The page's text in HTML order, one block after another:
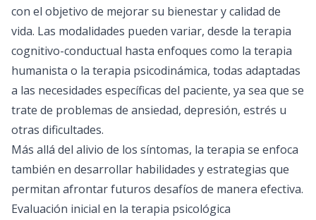
con el objetivo de mejorar su bienestar y calidad de
vida. Las modalidades pueden variar, desde la terapia
cognitivo-conductual hasta enfoques como la terapia
humanista o la terapia psicodinámica, todas adaptadas
a las necesidades específicas del paciente, ya sea que se
trate de problemas de ansiedad, depresión, estrés u
otras dificultades.
Más allá del alivio de los síntomas, la terapia se enfoca
también en desarrollar habilidades y estrategias que
permitan afrontar futuros desafíos de manera efectiva.
Evaluación inicial en la terapia psicológica